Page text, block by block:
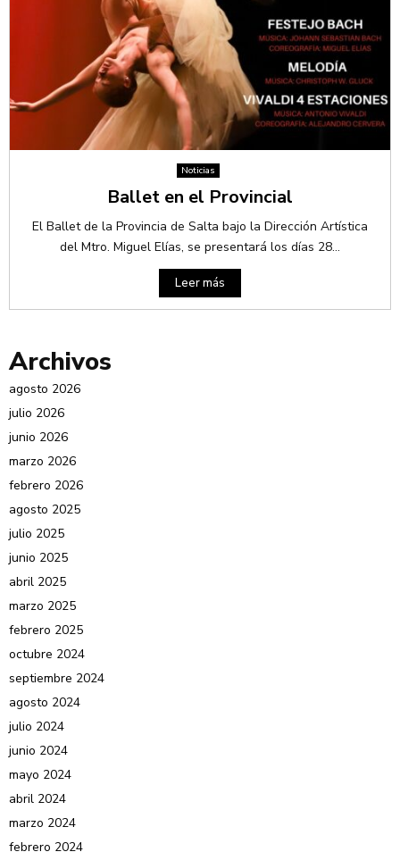
Noticias
Ballet en el Provincial
El Ballet de la Provincia de Salta bajo la Dirección Artística
del Mtro. Miguel Elías, se presentará los días 28...
Leer más
Archivos
agosto 2026
julio 2026
junio 2026
marzo 2026
febrero 2026
agosto 2025
julio 2025
junio 2025
abril 2025
marzo 2025
febrero 2025
octubre 2024
septiembre 2024
agosto 2024
julio 2024
junio 2024
mayo 2024
abril 2024
marzo 2024
febrero 2024